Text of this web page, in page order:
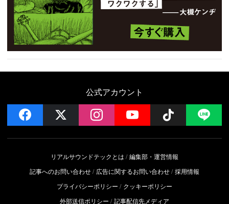
公式アカウント
facebook instagramYouTube Follow
リアルサウンドテックとは
編集部・運営情報
記事へのお問い合わせ
広告に関するお問い合わせ 採用情報
プライバシーポリシー
クッキーポリシー
外部送信ポリシー
記事配信先メディア